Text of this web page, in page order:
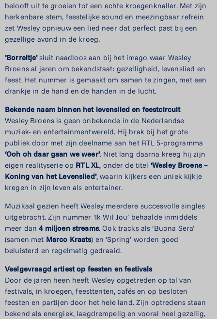
belooft uit te groeien tot een echte kroegenknaller. Met zijn
herkenbare stem, feestelijke sound en meezingbaar refrein
zet Wesley opnieuw een lied neer dat perfect past bij een
gezellige avond in de kroeg.
‘Borreltje’sluit naadloos aan bij het imago waar Wesley
Broens al jaren om bekendstaat: gezelligheid, levenslied en
feest. Het nummer is gemaakt om samen te zingen, met een
drankje in de hand en de handen in de lucht.
Bekende naam binnen het levenslied en feestcircuit
Wesley Broens is geen onbekende in de Nederlandse
muziek- en entertainmentwereld. Hij brak bij het grote
publiek door met zijn deelname aan het RTL 5-programma
‘Ooh oh daar gaan we weer’. Niet lang daarna kreeg hij zijn
eigen realityserie op RTL XL, onder de titel ‘Wesley Broens –
Koning van het Levenslied’, waarin kijkers een uniek kijkje
kregen in zijn leven als entertainer.
Muzikaal gezien heeft Wesley meerdere succesvolle singles
uitgebracht. Zijn nummer ‘Ik Wil Jou’ behaalde inmiddels
meer dan4 miljoen streams. Ook tracks als ‘Buona Sera’
(samen met Marco Kraats) en ‘Spring’ worden goed
beluisterd en regelmatig gedraaid.
Veelgevraagd artiest op feesten en festivals
Door de jaren heen heeft Wesley opgetreden op tal van
festivals, in kroegen, feesttenten, cafés en op besloten
feesten en partijen door het hele land. Zijn optredens staan
bekend als energiek, laagdrempelig en vooral heel gezellig,